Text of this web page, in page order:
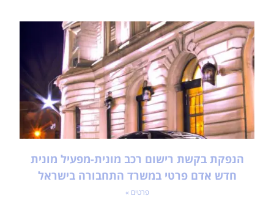
הנפקת בקשת רישום רכב מונית-מפעיל מונית
חדש אדם פרטי במשרד התחבורה בישראל
פרטים »